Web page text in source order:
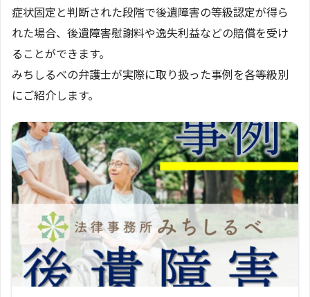
症状固定と判断された段階で後遺障害の等級認定が得ら
れた場合、後遺障害慰謝料や逸失利益などの賠償を受け
ることができます。
みちしるべの弁護士が実際に取り扱った事例を各等級別
にご紹介します。